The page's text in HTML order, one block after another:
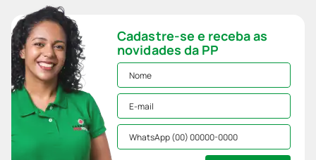
Cadastre-se e receba as
novidades da PP